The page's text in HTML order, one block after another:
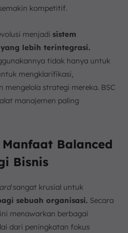
kompetitif.
menjadi sistem
lebih terintegrasi.
tidak hanya untuk
mengklarifikasi,
mengelola strategi mereka. BSC
manajemen paling
Balanced
Bisnis
sangat krusial untuk
sebuah organisasi. Secara
menawarkan berbagai
dari peningkatan fokus